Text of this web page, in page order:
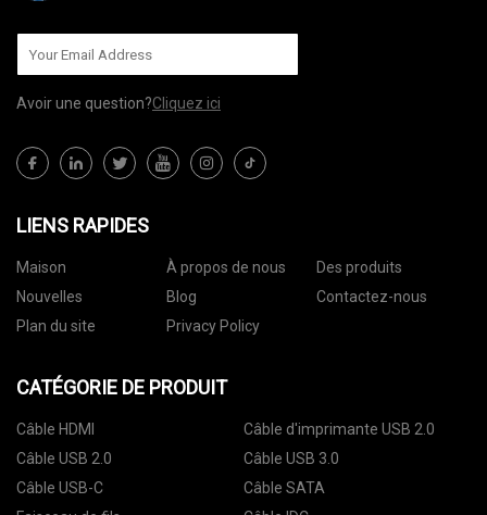
Avoir une question?Cliquez ici
LIENS RAPIDES
Maison À propos de nous
Des produits
Nouvelles
Blog
Contactez-nous
Plan du site
Privacy Policy
CATÉGORIE DE PRODUIT
Câble HDMI
Câble d'imprimante USB 2.0
Câble USB 2.0
Câble USB 3.0
Câble USB-C
Câble SATA